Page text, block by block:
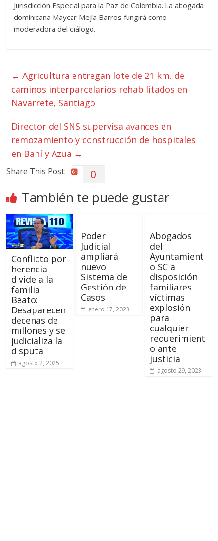
Jurisdicción Especial para la Paz de Colombia. La abogada
dominicana Maycar Mejía Barros fungirá como
moderadora del diálogo.
← Agricultura entregan lote de 21 km. de
caminos interparcelarios rehabilitados en
Navarrete, Santiago
Director del SNS supervisa avances en
remozamiento y construcción de hospitales
en Baní y Azua →
Share This Post: 0
También te puede gustar
Conflicto por
herencia
divide a la
familia
Beato:
Desaparecen
decenas de
millones y se
judicializa la
disputa
agosto 2, 2025
Poder
Judicial
ampliará
nuevo
Sistema de
Gestión de
Casos
enero 17, 2023
Abogados
del
Ayuntamient
o SC a
disposición
familiares
víctimas
explosión
para
cualquier
requerimient
o ante
justicia
agosto 29, 2023